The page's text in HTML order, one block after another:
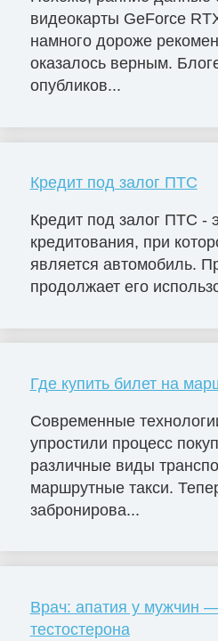
видеокарты GeForce
намного дороже
оказалось верным.
опубликов...
Кредит под залог ПТС
Кредит под залог ПТС -
кредитования, при
является автомобиль.
продолжает его
Где купить билет на
Современные
упростили процесс
различные виды
маршрутные такси.
забронирова...
Врач: апатия у мужчин
тестостерона